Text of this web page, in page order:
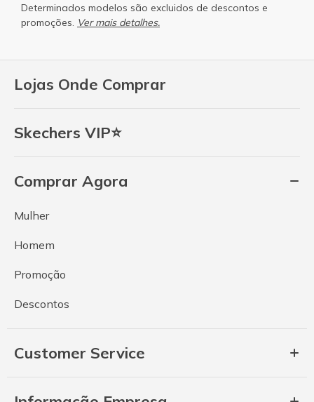
Lojas Onde Comprar
Skechers VIP⭐
Comprar Agora
Mulher
Homem
Promoção
Descontos
Customer Service
Determinados modelos são excluidos de descontos e
promoções. Ver mais detalhes.